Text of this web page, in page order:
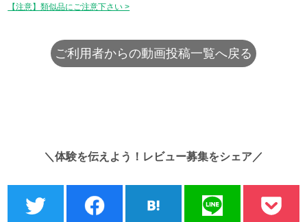
【注意】類似品にご注意下さい >
ご利用者からの動画投稿一覧へ戻る
＼体験を伝えよう！レビュー募集をシェア／